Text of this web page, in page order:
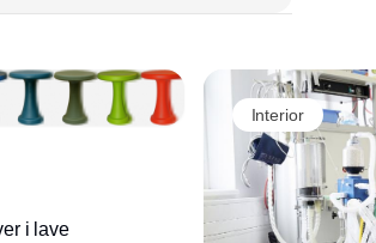
i lave
Interior